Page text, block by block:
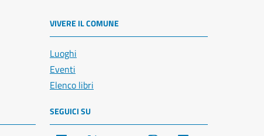
VIVERE IL COMUNE
Luoghi
Eventi
Elenco libri
SEGUICI SU